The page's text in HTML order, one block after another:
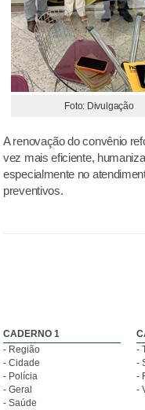
Foto: Divulgação
A renovação do convênio
vez mais eficiente,
especialmente no
preventivos.
CADERNO 1
- Região
- Cidade
- Polícia
- Geral
- Saúde
-
-
-
-